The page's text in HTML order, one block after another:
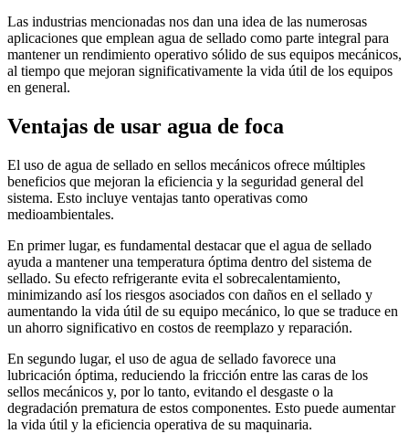
Las industrias mencionadas nos dan una idea de las numerosas
aplicaciones que emplean agua de sellado como parte integral para
mantener un rendimiento operativo sólido de sus equipos mecánicos,
al tiempo que mejoran significativamente la vida útil de los equipos
en general.
Ventajas de usar agua de foca
El uso de agua de sellado en sellos mecánicos ofrece múltiples
beneficios que mejoran la eficiencia y la seguridad general del
sistema. Esto incluye ventajas tanto operativas como
medioambientales.
En primer lugar, es fundamental destacar que el agua de sellado
ayuda a mantener una temperatura óptima dentro del sistema de
sellado. Su efecto refrigerante evita el sobrecalentamiento,
minimizando así los riesgos asociados con daños en el sellado y
aumentando la vida útil de su equipo mecánico, lo que se traduce en
un ahorro significativo en costos de reemplazo y reparación.
En segundo lugar, el uso de agua de sellado favorece una
lubricación óptima, reduciendo la fricción entre las caras de los
sellos mecánicos y, por lo tanto, evitando el desgaste o la
degradación prematura de estos componentes. Esto puede aumentar
la vida útil y la eficiencia operativa de su maquinaria.